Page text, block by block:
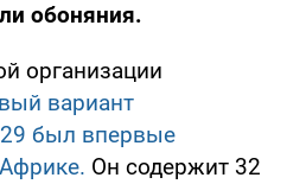
обоняния.
организации
вариант
был впервые
Он содержит 32